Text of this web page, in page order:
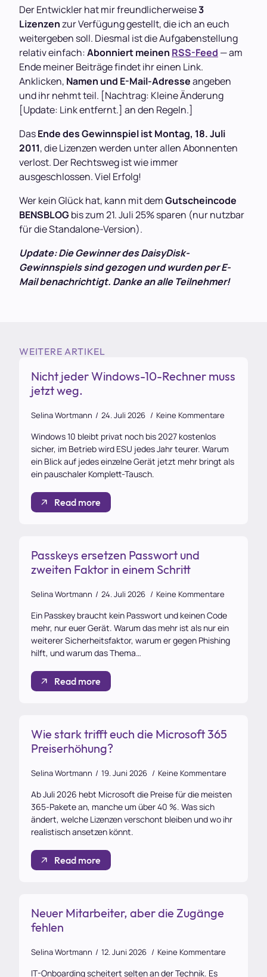
Der Entwickler hat mir freundlicherweise3
Lizenzenzur Verfügung gestellt, die ich an euch
weitergeben soll. Diesmal ist die Aufgabenstellung
relativ einfach:Abonniert meinen RSS-Feed — am
Ende meiner Beiträge findet ihr einen Link.
Anklicken, Namen und E-Mail-Adresseangeben
und ihr nehmt teil. [Nachtrag: Kleine Änderung
an den Regeln.]
DasEnde des Gewinnspiel ist Montag, 18. Juli
2011, die Lizenzen werden unter allen Abonnenten
verlost. Der Rechtsweg ist wie immer
ausgeschlossen. Viel Erfolg!
Wer kein Glück hat, kann mit demGutscheincode
BENSBLOGbis zum 21. Juli 25% sparen (nur nutzbar
für die Standalone-Version).
Update: Die Gewinner des DaisyDisk-
Gewinnspiels sind gezogen und wurden per E-
Mail benachrichtigt. Danke an alle Teilnehmer!
WEITERE ARTIKEL
Nicht jeder Windows-10-Rechner muss
jetzt weg.
Selina Wortmann 24. Juli 2026 Keine Kommentare
Windows 10 bleibt privat noch bis 2027 kostenlos
sicher, im Betrieb wird ESU jedes Jahr teurer. Warum
ein Blick auf jedes einzelne Gerät jetzt mehr bringt als
ein pauschaler Komplett-Tausch.
Read more
Passkeys ersetzen Passwort und
zweiten Faktor in einem Schritt
Selina Wortmann 24. Juli 2026 Keine Kommentare
Ein Passkey braucht kein Passwort und keinen Code
mehr, nur euer Gerät. Warum das mehr ist als nur ein
weiterer Sicherheitsfaktor, warum er gegen Phishing
hilft, und warum das Thema…
Read more
Wie stark trifft euch die Microsoft 365
Preiserhöhung?
Selina Wortmann 19. Juni 2026 Keine Kommentare
Ab Juli 2026 hebt Microsoft die Preise für die meisten
365-Pakete an, manche um über 40 %. Was sich
ändert, welche Lizenzen verschont bleiben und wo ihr
realistisch ansetzen könnt.
Read more
Neuer Mitarbeiter, aber die Zugänge
fehlen
Selina Wortmann 12. Juni 2026 Keine Kommentare
IT-Onboarding scheitert selten an der Technik. Es